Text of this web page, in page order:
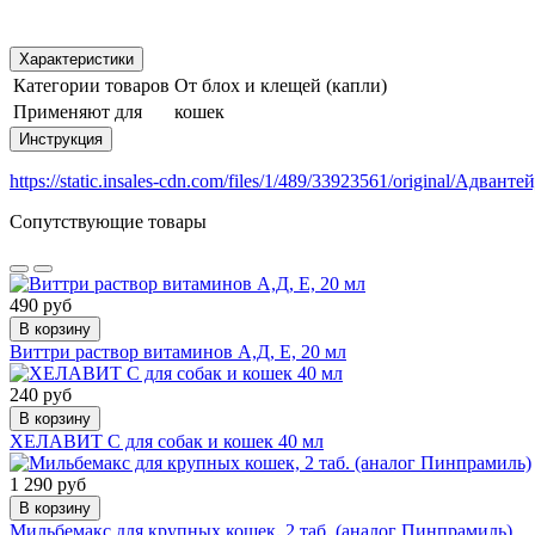
Характеристики
Категории товаров От блох и клещей (капли)
Применяют для
кошек
Инструкция
https://static.insales-cdn.com/files/1/489/33923561/original/
Сопутствующие товары
490 руб
В корзину
Виттри раствор витаминов А,Д, Е, 20 мл
240 руб
В корзину
ХЕЛАВИТ С для собак и кошек 40 мл
1 290 руб
В корзину
Мильбемакс для крупных кошек, 2 таб. (аналог Пинпрамиль)